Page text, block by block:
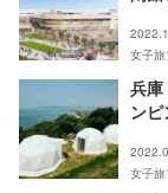
女子
兵
ン
女子